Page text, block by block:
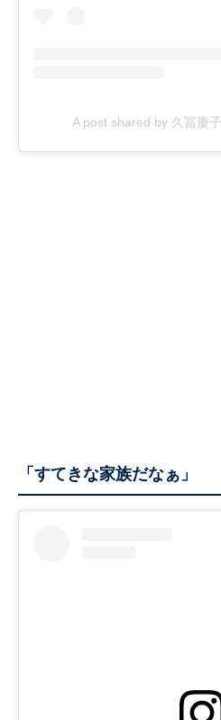
A post shared by 久冨慶
「すてきな家族だなぁ」